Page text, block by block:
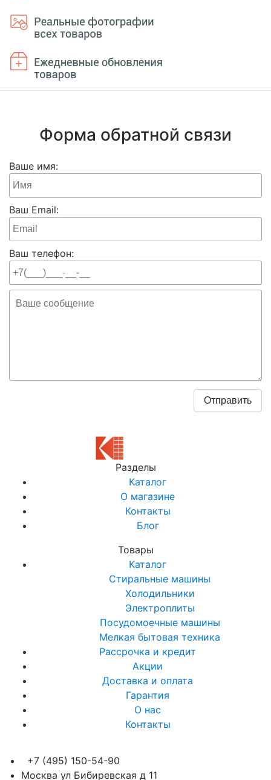
Форма обратной связи
Ваше имя:
Ваш Email:
Ваш телефон:
Разделы
Каталог
О магазине
Контакты
Блог
Товары
Каталог
Стиральные машины
Холодильники
Электроплиты
Посудомоечные машины
Мелкая бытовая техника
Рассрочка и кредит
Акции
Доставка и оплата
Гарантия
О нас
Контакты
+7 (495) 150-54-90
Москва ул Бибиревская д 11